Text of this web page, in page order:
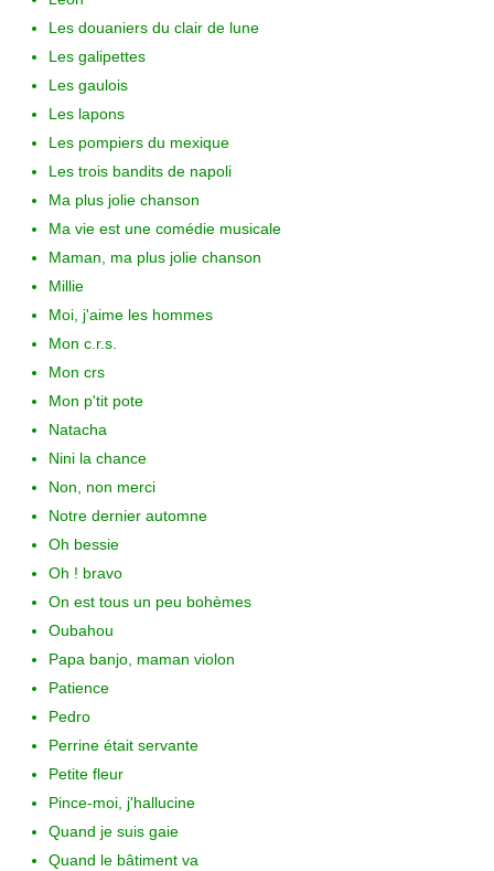
Les douaniers du clair de lune
Les galipettes
Les gaulois
Les lapons
Les pompiers du mexique
Les trois bandits de napoli
Ma plus jolie chanson
Ma vie est une comédie musicale
Maman, ma plus jolie chanson
Millie
Moi, j'aime les hommes
Mon c.r.s.
Mon crs
Mon p'tit pote
Natacha
Nini la chance
Non, non merci
Notre dernier automne
Oh bessie
Oh ! bravo
On est tous un peu bohèmes
Oubahou
Papa banjo, maman violon
Patience
Pedro
Perrine était servante
Petite fleur
Pince-moi, j'hallucine
Quand je suis gaie
Quand le bâtiment va